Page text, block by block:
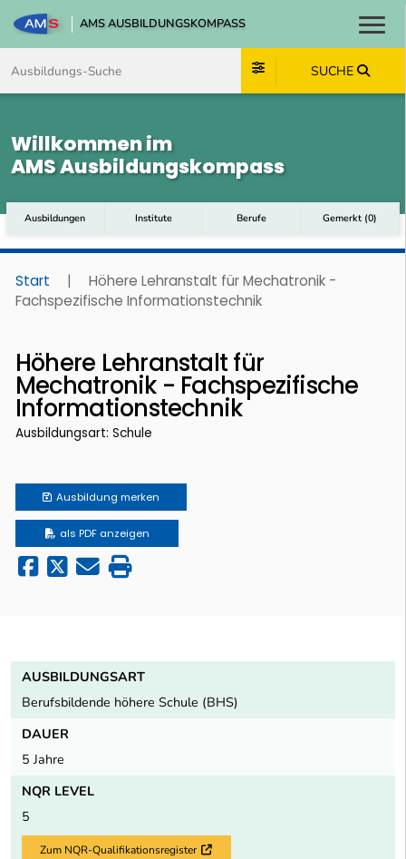
AMS AUSBILDUNGSKOMPASS
SUCHE
Willkommen im
AMS Ausbildungskompass
Ausbildungen Institute Berufe Gemerkt (0)
Start |
Höhere Lehranstalt für Mechatronik -
Fachspezifische Informationstechnik
Höhere Lehranstalt für
Mechatronik - Fachspezifische
Informationstechnik
Ausbildungsart: Schule
Ausbildung merken
als PDF anzeigen
AUSBILDUNGSART
Berufsbildende höhere Schule (BHS)
DAUER
5 Jahre
NQR LEVEL
5
Zum NQR-Qualifikationsregister Externer Link